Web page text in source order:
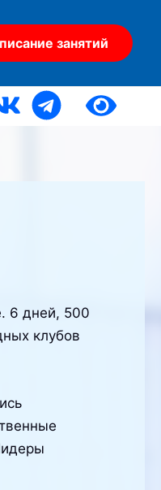
занятий
6 дней, 500
клубов